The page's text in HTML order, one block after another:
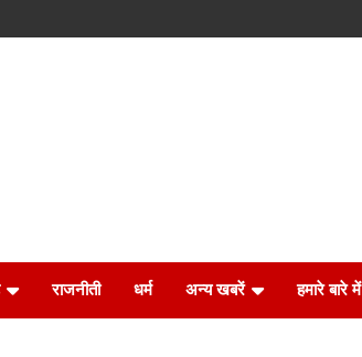
राजनीती धर्म अन्य खबरें हमारे बारे में